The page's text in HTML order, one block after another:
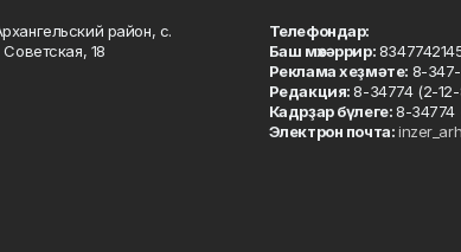
район, с.
18
Телефондар:
Баш мөхәррир:
Реклама хеҙмәте: 8-
Редакция:8-34774 (2-
Кадрҙар бүлеге:8-34774
Электрон почта: